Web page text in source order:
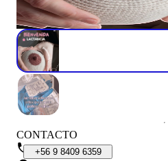
CONTACTO
+56 9 8409 6359